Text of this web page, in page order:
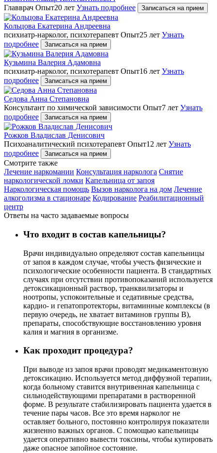
Главврач Опыт20 лет Узнать подробнее Записаться на прием
Кольцова Екатерина Андреевна
психиатр-нарколог, психотерапевт Опыт25 лет Узнать
подробнее
Записаться на прием
Кузьмина Валерия Адамовна
психиатр-нарколог, психотерапевт Опыт16 лет Узнать
подробнее
Записаться на прием
Седова Анна Степановна
Консультант по химической зависимости Опыт7 лет Узнать
подробнее
Записаться на прием
Рожков Владислав Денисович
Психоаналитический психотерапевт Опыт12 лет Узнать
подробнее
Записаться на прием
Cмотрите также
Лечение наркомании Консультация нарколога Снятие
наркологической ломки Капельница от запоя
Наркологическая помощь Вызов нарколога на дом Лечение
алкоголизма в стационаре Кодирование Реабилитационный
центр
Ответы на часто задаваемые вопросы
Что входит в состав капельницы?
Врачи индивидуально определяют состав капельницы
от запоя в каждом случае, чтобы учесть физические и
психологические особенности пациента. В стандартных
случаях при отсутствии противопоказаний используется
детоксикационный раствор, транквилизаторы и
ноотропы, успокоительные и седативные средства,
кардио- и гепатопротекторы, витаминные комплексы (в
первую очередь, не хватает витаминов группы В),
препараты, способствующие восстановлению уровня
калия и магния в организме.
Как проходит процедура?
При выводе из запоя врачи проводят медикаментозную
детоксикацию. Используется метод диффузной терапии,
когда больному ставится внутривенная капельница с
сильнодействующими препаратами в растворенной
форме. В результате стабилизировать пациента удается в
течение пары часов. Все это время нарколог не
оставляет больного, постоянно контролируя показатели
жизненно важных органов. С помощью капельницы
удается оперативно вывести токсины, чтобы купировать
даже опасное запойное состояние.